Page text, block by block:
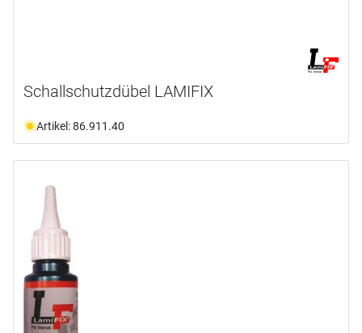
Schallschutzdübel LAMIFIX
Artikel: 86.911.40